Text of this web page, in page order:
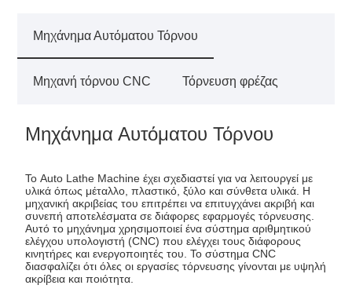
Μηχάνημα Αυτόματου Τόρνου
Μηχανή τόρνου CNC Τόρνευση φρέζας
Μηχάνημα Αυτόματου Τόρνου
Το Auto Lathe Machine έχει σχεδιαστεί για να λειτουργεί με
υλικά όπως μέταλλο, πλαστικό, ξύλο και σύνθετα υλικά. Η
μηχανική ακριβείας του επιτρέπει να επιτυγχάνει ακριβή και
συνεπή αποτελέσματα σε διάφορες εφαρμογές τόρνευσης.
Αυτό το μηχάνημα χρησιμοποιεί ένα σύστημα αριθμητικού
ελέγχου υπολογιστή (CNC) που ελέγχει τους διάφορους
κινητήρες και ενεργοποιητές του. Το σύστημα CNC
διασφαλίζει ότι όλες οι εργασίες τόρνευσης γίνονται με υψηλή
ακρίβεια και ποιότητα.